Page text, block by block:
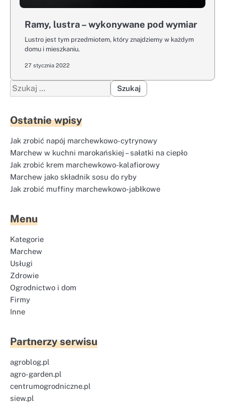
Ramy, lustra – wykonywane pod wymiar
Lustro jest tym przedmiotem, który znajdziemy w każdym
domu i mieszkaniu.
27 stycznia 2022
Szukaj:
Ostatnie wpisy
Jak zrobić napój marchewkowo-cytrynowy
Marchew w kuchni marokańskiej – sałatki na ciepło
Jak zrobić krem marchewkowo-kalafiorowy
Marchew jako składnik sosu do ryby
Jak zrobić muffiny marchewkowo-jabłkowe
Menu
Kategorie
Marchew
Usługi
Zdrowie
Ogrodnictwo i dom
Firmy
Inne
Partnerzy serwisu
agroblog.pl
agro-garden.pl
centrumogrodniczne.pl
siew.pl